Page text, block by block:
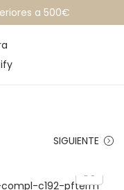
a 500€
SIGUIENTE